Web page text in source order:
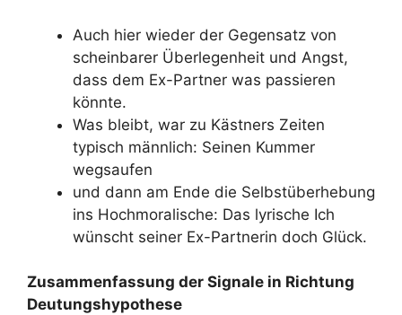
Auch hier wieder der Gegensatz von
scheinbarer Überlegenheit und Angst,
dass dem Ex-Partner was passieren
könnte.
Was bleibt, war zu Kästners Zeiten
typisch männlich: Seinen Kummer
wegsaufen
und dann am Ende die Selbstüberhebung
ins Hochmoralische: Das lyrische Ich
wünscht seiner Ex-Partnerin doch Glück.
Zusammenfassung der Signale in Richtung
Deutungshypothese